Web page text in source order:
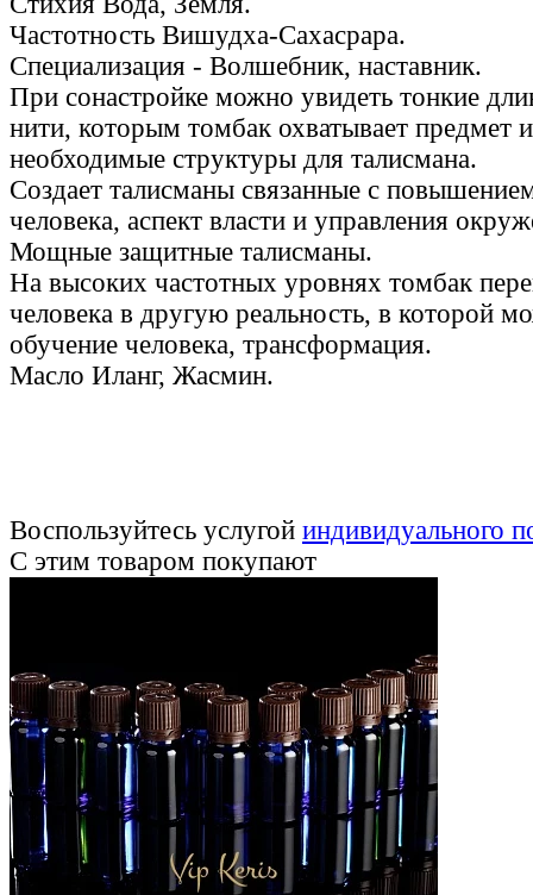
Частотность Вишудха-Сахасрара.
Специализация - Волшебник, наставник.
При сонастройке можно увидеть тонкие
нити, которым томбак охватывает предмет
необходимые структуры для талисмана.
Создает талисманы связанные с
человека, аспект власти и управления
Мощные защитные талисманы.
На высоких частотных уровнях томбак
человека в другую реальность, в которой
обучение человека, трансформация.
Масло Иланг, Жасмин.
Воспользуйтесь услугой индивидуального
С этим товаром покупают